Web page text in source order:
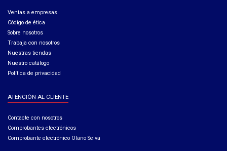
Ventas a empresas​
Código de ética​
Sobre nosotros
Trabaja con nosotros
Nuestras tiendas
Nuestro catálogo
Política de privacidad
ATENCIÓN AL CLIENTE
Contacte con nosotros
Comprobantes electrónicos
Comprobante electrónico Olano Selva